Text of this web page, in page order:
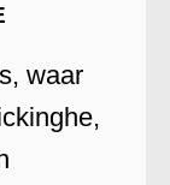
waar